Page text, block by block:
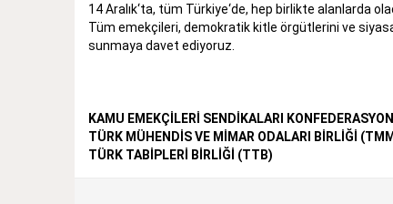
14 Aralık‘ta, tüm Türkiye‘de, hep birlikte alanlarda
Tüm emekçileri, demokratik kitle örgütlerini ve
sunmaya davet ediyoruz.
KAMU EMEKÇİLERİ SENDİKALARI
TÜRK MÜHENDİS VE MİMAR ODALARI BİRLİĞİ
TÜRK TABİPLERİ BİRLİĞİ (TTB)